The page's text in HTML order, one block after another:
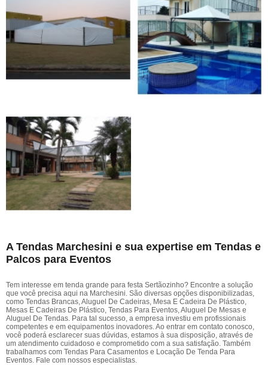
A Tendas Marchesini e sua expertise em Tendas e
Palcos para Eventos
Tem interesse em tenda grande para festa Sertãozinho? Encontre a solução
que você precisa aqui na Marchesini. São diversas opções disponibilizadas,
como Tendas Brancas, Aluguel De Cadeiras, Mesa E Cadeira De Plástico,
Mesas E Cadeiras De Plástico, Tendas Para Eventos, Aluguel De Mesas e
Aluguel De Tendas. Para tal sucesso, a empresa investiu em profissionais
competentes e em equipamentos inovadores. Ao entrar em contato conosco,
você poderá esclarecer suas dúvidas, estamos à sua disposição, através de
um atendimento cuidadoso e comprometido com a sua satisfação. Também
trabalhamos com Tendas Para Casamentos e Locação De Tenda Para
Eventos. Fale com nossos especialistas.